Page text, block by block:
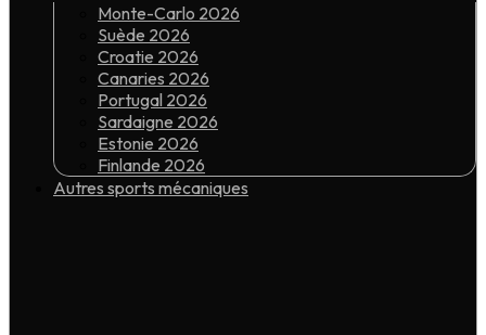
Monte-Carlo 2026
Suède 2026
Croatie 2026
Canaries 2026
Portugal 2026
Sardaigne 2026
Estonie 2026
Finlande 2026
Autres sports mécaniques